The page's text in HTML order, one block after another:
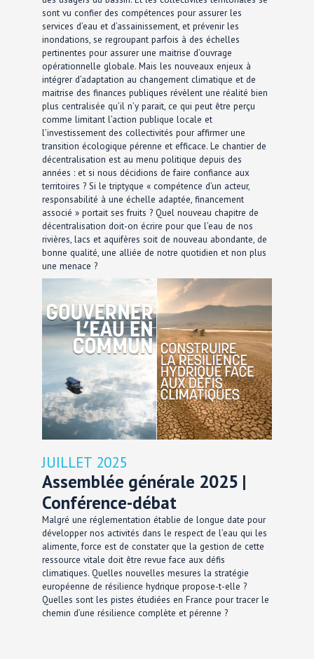
sont vu confier des compétences pour assurer les
services d’eau et d’assainissement, et prévenir les
inondations, se regroupant parfois à des échelles
pertinentes pour assurer une maitrise d’ouvrage
opérationnelle globale. Mais les nouveaux enjeux à
intégrer d’adaptation au changement climatique et de
maitrise des finances publiques révèlent une réalité bien
plus centralisée qu’il n’y parait, ce qui peut être perçu
comme limitant l’action publique locale et
l’investissement des collectivités pour affirmer une
transition écologique pérenne et efficace. Le chantier de
décentralisation est au menu politique depuis des
années : et si nous décidions de faire confiance aux
territoires ? Si le triptyque « compétence d’un acteur,
responsabilité à une échelle adaptée, financement
associé » portait ses fruits ? Quel nouveau chapitre de
décentralisation doit-on écrire pour que l’eau de nos
rivières, lacs et aquifères soit de nouveau abondante, de
bonne qualité, une alliée de notre quotidien et non plus
une menace ?
JUILLET 2025
Assemblée générale 2025 |
Conférence-débat
Malgré une réglementation établie de longue date pour
développer nos activités dans le respect de l’eau qui les
alimente, force est de constater que la gestion de cette
ressource vitale doit être revue face aux défis
climatiques. Quelles nouvelles mesures la stratégie
européenne de résilience hydrique propose-t-elle ?
Quelles sont les pistes étudiées en France pour tracer le
chemin d’une résilience complète et pérenne ?